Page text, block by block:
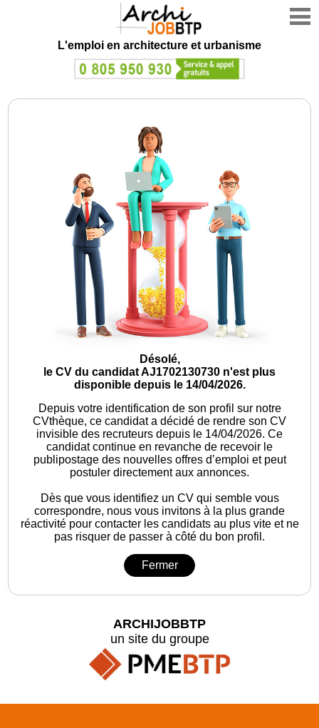
L'emploi en architecture et urbanisme
Désolé,
le CV du candidat AJ1702130730 n'est plus
disponible depuis le 14/04/2026.
Depuis votre identification de son profil sur notre
CVthèque, ce candidat a décidé de rendre son CV
invisible des recruteurs depuis le 14/04/2026. Ce
candidat continue en revanche de recevoir le
publipostage des nouvelles offres d’emploi et peut
postuler directement aux annonces.
Dès que vous identifiez un CV qui semble vous
correspondre, nous vous invitons à la plus grande
réactivité pour contacter les candidats au plus vite et ne
pas risquer de passer à côté du bon profil.
Fermer
ARCHIJOBBTP
un site du groupe